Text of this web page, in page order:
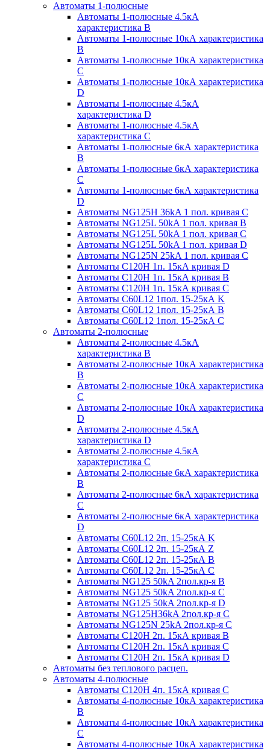
Автоматы 1-полюсные
Автоматы 1-полюсные 4.5кА
характеристика В
Автоматы 1-полюсные 10кА характеристика
B
Автоматы 1-полюсные 10кА характеристика
C
Автоматы 1-полюсные 10кА характеристика
D
Автоматы 1-полюсные 4.5кА
характеристика D
Автоматы 1-полюсные 4.5кА
характеристика С
Автоматы 1-полюсные 6кА характеристика
B
Автоматы 1-полюсные 6кА характеристика
C
Автоматы 1-полюсные 6кА характеристика
D
Автоматы NG125H 36kA 1 пол. кривая C
Автоматы NG125L 50kA 1 пол. кривая B
Автоматы NG125L 50kA 1 пол. кривая C
Автоматы NG125L 50kA 1 пол. кривая D
Автоматы NG125N 25kA 1 пол. кривая C
Автоматы С120H 1п. 15кА кривая D
Автоматы С120H 1п. 15кА кривая В
Автоматы С120H 1п. 15кА кривая С
Автоматы С60L12 1пол. 15-25кА K
Автоматы С60L12 1пол. 15-25кА В
Автоматы С60L12 1пол. 15-25кА С
Автоматы 2-полюсные
Автоматы 2-полюсные 4.5кА
характеристика В
Автоматы 2-полюсные 10кА характеристика
B
Автоматы 2-полюсные 10кА характеристика
C
Автоматы 2-полюсные 10кА характеристика
D
Автоматы 2-полюсные 4.5кА
характеристика D
Автоматы 2-полюсные 4.5кА
характеристика С
Автоматы 2-полюсные 6кА характеристика
B
Автоматы 2-полюсные 6кА характеристика
C
Автоматы 2-полюсные 6кА характеристика
D
Автоматы C60L12 2п. 15-25кА K
Автоматы C60L12 2п. 15-25кА Z
Автоматы C60L12 2п. 15-25кА B
Автоматы C60L12 2п. 15-25кА C
Автоматы NG125 50kA 2пол.кр-я B
Автоматы NG125 50kA 2пол.кр-я C
Автоматы NG125 50kA 2пол.кр-я D
Автоматы NG125H36kA 2пол.кр-я C
Автоматы NG125N 25kA 2пол.кр-я C
Автоматы С120H 2п. 15кА кривая B
Автоматы С120H 2п. 15кА кривая C
Автоматы С120H 2п. 15кА кривая D
Автоматы без теплового расцеп.
Автоматы 4-полюсные
Автоматы С120H 4п. 15кА кривая C
Автоматы 4-полюсные 10кА характеристика
B
Автоматы 4-полюсные 10кА характеристика
C
Автоматы 4-полюсные 10кА характеристика